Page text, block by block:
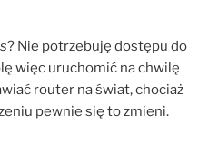
? Nie potrzebuję dostępu do
więc uruchomić na chwilę
router na świat, chociaż
pewnie się to zmieni.